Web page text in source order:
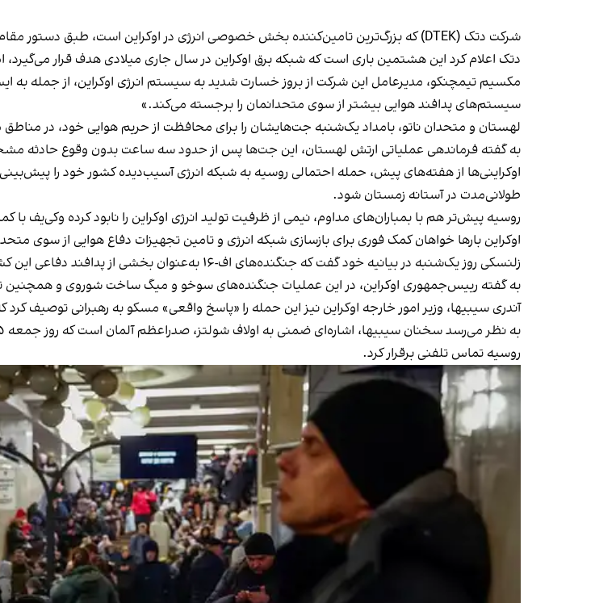
شرکت دتک (DTEK) که بزرگ‌ترین تامین‌کننده بخش خصوصی انرژی در اوکراین است، طبق دستور مقام‌های اوکراین، قطعی برق اضطراری را در منطقه جنوبی اودسا اعمال کرد.
دتک اعلام کرد این هشتمین باری است که شبکه برق اوکراین در سال جاری میلادی هدف قرار
مکسیم تیمچنکو، مدیرعامل این شرکت از بروز خسارت شدید به سیستم انرژی اوکراین، از جمله به
سیستم‌های پدافند هوایی بیشتر از سوی متحدانمان را برجسته می‌کند.»
لهستان و متحدان ناتو، بامداد یک‌شنبه جت‌هایشان را برای محافظت از حریم هوایی خود، در مناطق
به گفته فرماندهی عملیاتی ارتش لهستان، این جت‌ها پس از حدود سه ساعت بدون وقوع حادثه
اوکراینی‌ها از هفته‌های پیش، حمله احتمالی روسیه به شبکه انرژی آسیب‌دیده کشور خود را
طولانی‌مدت در آستانه زمستان شود.
روسیه پیش‌تر هم با بمباران‌های مداوم، نیمی از ظرفیت تولید انرژی اوکراین را نابود کرده وکی‌یف
اوکراین بارها خواهان کمک فوری برای بازسازی شبکه انرژی و تامین تجهیزات دفاع هوایی از سوی
زلنسکی روز یک‌شنبه در بیانیه خود گفت که جنگنده‌های اف-۱۶ به‌عنوان بخشی از پدافند دفاعی این کشور برای مقابله با پهپادها و موشک‌های روسیه به پرواز درآمدند.
به گفته رییس‌جمهوری اوکراین، در این عملیات جنگنده‌های سوخو و میگ ساخت شوروی و همچنین
آندری سیبیها، وزیر امور خارجه اوکراین نیز این حمله را «پاسخ واقعی» مسکو به رهبرانی توصیف کرد
روسیه تماس تلفنی برقرار کرد.